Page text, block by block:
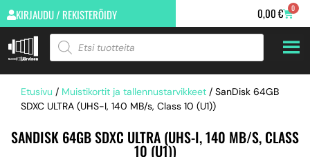
KIRJAUDU / REKISTERÖIDY 0,00€ 0
Etusivu / Muistikortit ja tallennustarvikkeet / SanDisk 64GB
SDXC ULTRA (UHS-I, 140 MB/s, Class 10 (U1))
SANDISK 64GB SDXC ULTRA (UHS-I, 140 MB/S, CLASS
10 (U1))